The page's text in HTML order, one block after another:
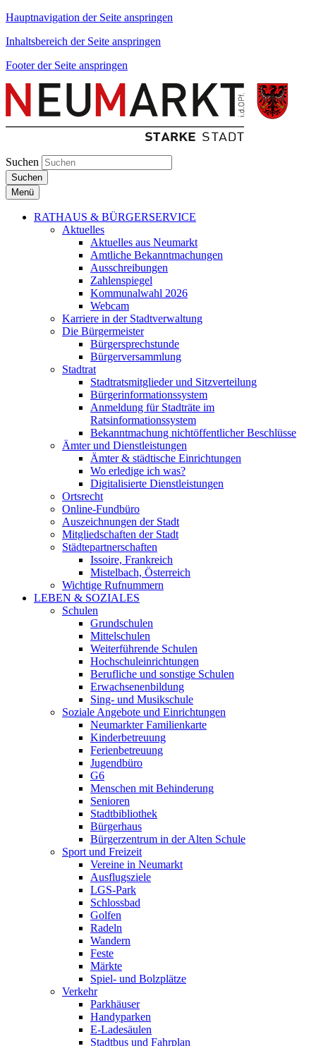
Hauptnavigation der Seite anspringen
Inhaltsbereich der Seite anspringen
Footer der Seite anspringen
Suchen
Suchen
Menü
RATHAUS & BÜRGERSERVICE
Aktuelles
Aktuelles aus Neumarkt
Amtliche Bekanntmachungen
Ausschreibungen
Zahlenspiegel
Kommunalwahl 2026
Webcam
Karriere in der Stadtverwaltung
Die Bürgermeister
Bürgersprechstunde
Bürgerversammlung
Stadtrat
Stadtratsmitglieder und Sitzverteilung
Bürgerinformationssystem
Anmeldung für Stadträte im
Ratsinformationssystem
Bekanntmachung nichtöffentlicher Beschlüsse
Ämter und Dienstleistungen
Ämter & städtische Einrichtungen
Wo erledige ich was?
Digitalisierte Dienstleistungen
Ortsrecht
Online-Fundbüro
Auszeichnungen der Stadt
Mitgliedschaften der Stadt
Städtepartnerschaften
Issoire, Frankreich
Mistelbach, Österreich
Wichtige Rufnummern
LEBEN & SOZIALES
Schulen
Grundschulen
Mittelschulen
Weiterführende Schulen
Hochschuleinrichtungen
Berufliche und sonstige Schulen
Erwachsenenbildung
Sing- und Musikschule
Soziale Angebote und Einrichtungen
Neumarkter Familienkarte
Kinderbetreuung
Ferienbetreuung
Jugendbüro
G6
Menschen mit Behinderung
Senioren
Stadtbibliothek
Bürgerhaus
Bürgerzentrum in der Alten Schule
Sport und Freizeit
Vereine in Neumarkt
Ausflugsziele
LGS-Park
Schlossbad
Golfen
Radeln
Wandern
Feste
Märkte
Spiel- und Bolzplätze
Verkehr
Parkhäuser
Handyparken
E-Ladesäulen
Stadtbus und Fahrplan